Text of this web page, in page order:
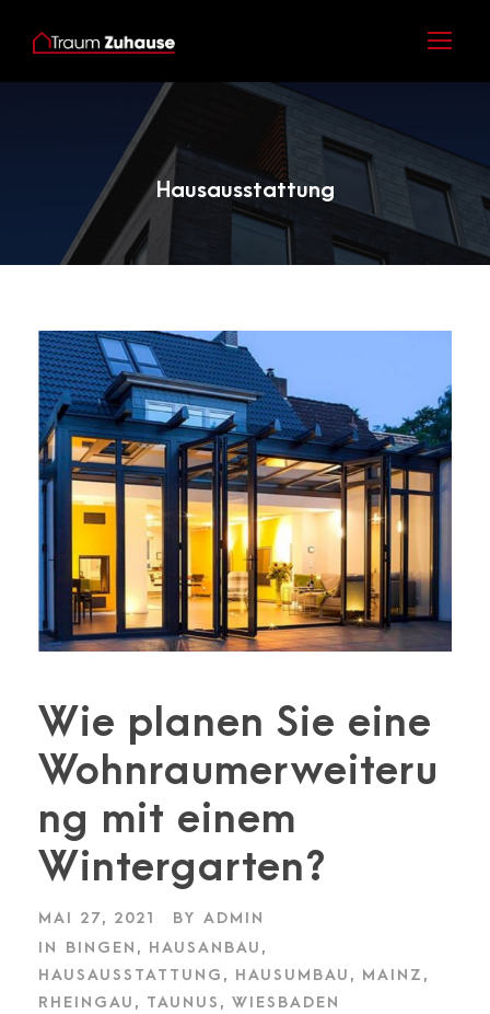
Category
Hausausstattung
Wie planen Sie eine
Wohnraumerweiteru
ng mit einem
Wintergarten?
MAI 27, 2021 BY ADMIN
IN
BINGEN , HAUSANBAU ,
HAUSAUSSTATTUNG , HAUSUMBAU , MAINZ ,
RHEINGAU , TAUNUS , WIESBADEN